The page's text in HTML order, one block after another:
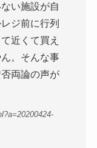
い施設が自
ジ前に行列
近くて買え
。そんな事
両論の声が